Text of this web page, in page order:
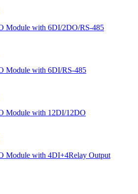
Module with 6DI/2DO/RS-485
Module with 6DI/RS-485
Module with 12DI/12DO
Module with 4DI+4Relay Output